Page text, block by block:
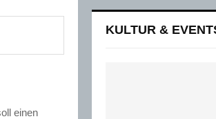
einen
KULTUR &